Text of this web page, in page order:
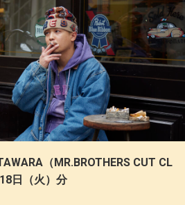
（MR.BROTHERS CUT CL
日（火）分